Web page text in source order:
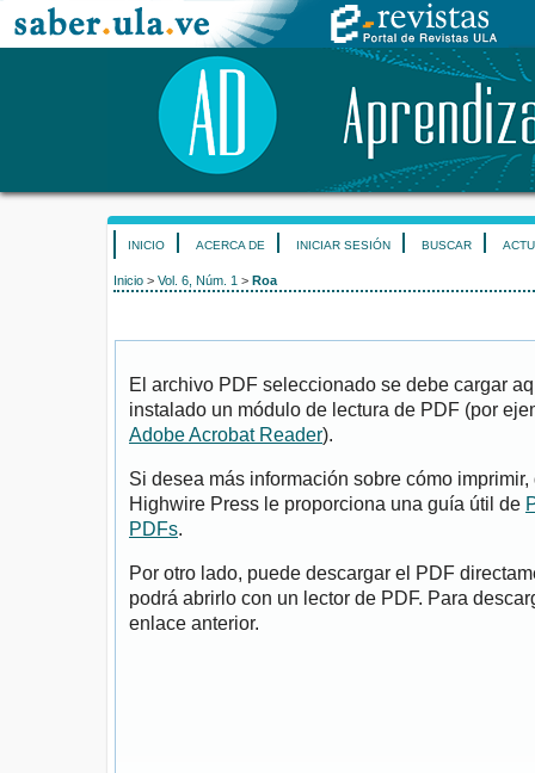
INICIO ACERCA DE INICIAR SESIÓN BUSCAR
Inicio > Vol. 6, Núm. 1 > Roa
El archivo PDF seleccionado se debe cargar
instalado un módulo de lectura de PDF (por
Adobe Acrobat Reader).
Si desea más información sobre cómo
Highwire Press le proporciona una guía útil de
PDFs.
Por otro lado, puede descargar el PDF
podrá abrirlo con un lector de PDF. Para
enlace anterior.